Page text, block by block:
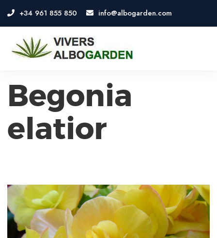
+34 961 855 850 info@albogarden.com
Begonia
elatior